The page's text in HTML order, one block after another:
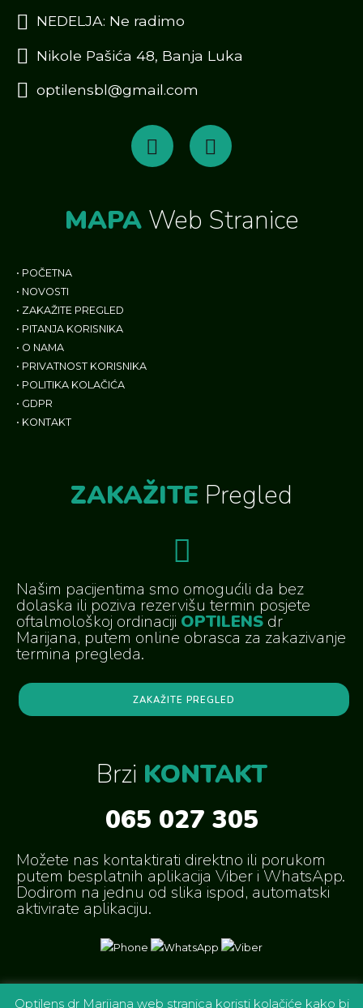
NEDELJA: Ne radimo
Nikole Pašića 48, Banja Luka
optilensbl@gmail.com
MAPAWeb Stranice
• POČETNA
• NOVOSTI
• ZAKAŽITE PREGLED
• PITANJA KORISNIKA
• O NAMA
• PRIVATNOST KORISNIKA
• POLITIKA KOLAČIĆA
• GDPR
• KONTAKT
ZAKAŽITE Pregled
Našim pacijentima smo omogućili da bez
dolaska ili poziva rezervišu termin posjete
oftalmološkoj ordinaciji OPTILENS dr
Marijana, putem online obrasca za zakazivanje
termina pregleda.
ZAKAŽITE PREGLED
Brzi KONTAKT
065 027 305
Možete nas kontaktirati direktno ili porukom
putem besplatnih aplikacija Viber i WhatsApp.
Dodirom na jednu od slika ispod, automatski
aktivirate aplikaciju.
Optilens dr Marijana web stranica koristi kolačiće kako bi